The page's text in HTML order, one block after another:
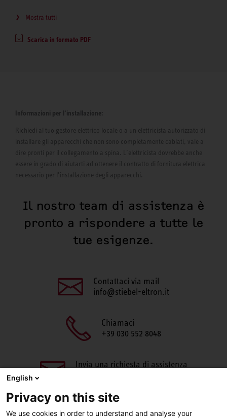
Mostra tutti
Scarica in formato PDF
Informazioni per l’installazione:
Richiedi al tuo gestore elettrico locale o a un elettricista autorizzato di
installare gli apparecchi che non sono completamente cablati, vale a
dire pronti per il collegamento a spina. L’elettricista dovrebbe anche
essere in grado di aiutarti ad ottenere il contratto di fornitura elettrica
necessario per l’installazione degli apparecchi.
Il nostro team di assistenza è
pronto a rispondere a tutte le
tue esigenze.
Contattaci via mail
info@stiebel-eltron.it
Chiamaci
+39 030 552 8048
Invia una richiesta di assistenza
English
Privacy on this site
We use cookies in order to understand and analyse your